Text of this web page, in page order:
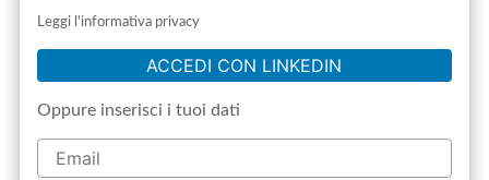
Leggi l'informativa privacy
ACCEDI CON LINKEDIN
Oppure inserisci i tuoi dati